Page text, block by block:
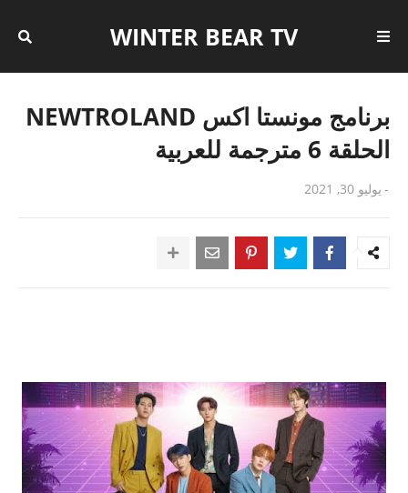
WINTER BEAR TV
برنامج مونستا اكس NEWTROLAND
الحلقة 6 مترجمة للعربية
- يوليو 30, 2021